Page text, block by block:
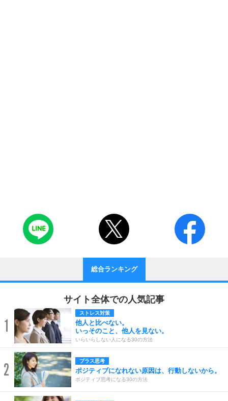
総合ランキング
サイト全体での人気記事
1
ストレス対策
他人と比べない。
いっそのこと、他人を見ない。
いらいらしない人になる30の方法
2 プラス思考
ポジティブになれない原因は、行動しないから。
ポジティブ思考になる30の方法